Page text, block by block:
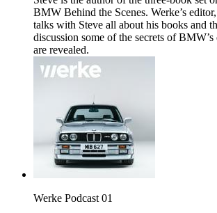
BMW Behind the Scenes. Werke’s
talks with Steve all about his books and
discussion some of the secrets of BMW’s
are revealed.
Werke Podcast 01